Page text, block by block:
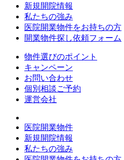
新規開院情報
私たちの強み
医院開業物件をお持ちの方
開業物件探し依頼フォーム
物件選びのポイント
キャンペーン
お問い合わせ
個別相談ご予約
運営会社
医院開業物件
新規開院情報
私たちの強み